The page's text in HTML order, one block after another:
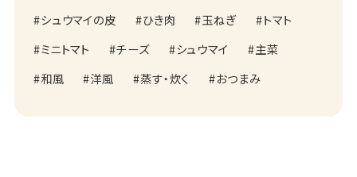
シュウマイの皮 ひき肉 玉ねぎ
トマト
ミニトマト
チーズ シュウマイ
主菜
和風
洋風 蒸す・炊く おつまみ